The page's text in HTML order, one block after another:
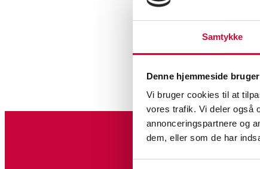
Samtykke
Denne hjemmeside
Vi bruger cookies til at
vores trafik. Vi deler også
annonceringspartnere og
dem, eller som de har
Tilmeld dig vores